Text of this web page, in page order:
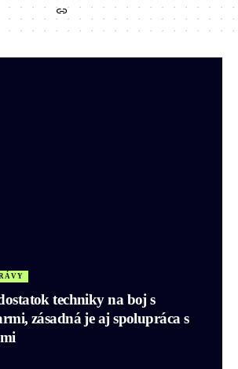
techniky na boj s
zásadná je aj spolupráca s